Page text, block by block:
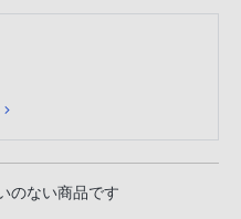
ち
ビュー
のない商品です